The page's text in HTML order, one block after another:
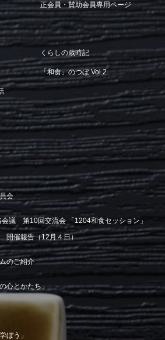
正会員・賛助会員専用ページ
くらしの歳時記
「和食」のつぼ Vol.2
会
議 第10回交流会 「1204和食セッション」
開催報告（12月４日）
のご紹介
心とかたち」
ぼう」